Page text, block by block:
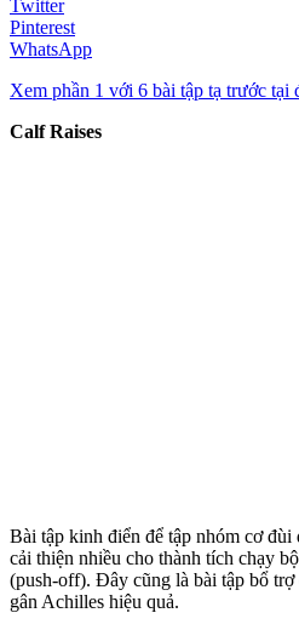
Twitter
Pinterest
WhatsApp
Xem phần 1 với 6 bài tập tạ trước tại
Calf Raises
Bài tập kinh điển để tập nhóm cơ
cải thiện nhiều cho thành tích chạy
(push-off). Đây cũng là bài tập bổ
gân Achilles hiệu quả.